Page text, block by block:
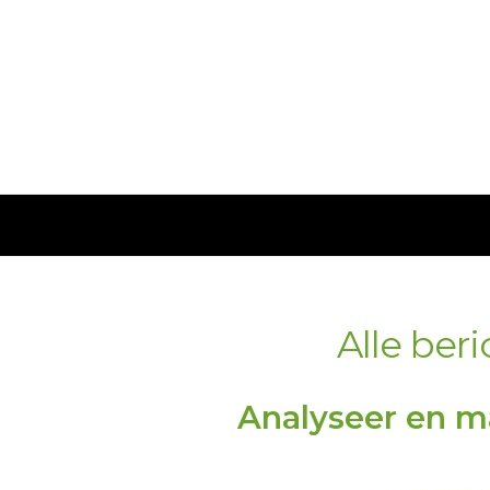
Alle
Analyseer en